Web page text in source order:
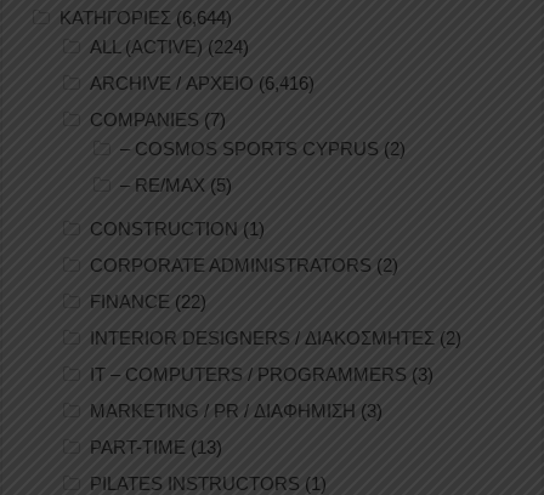
ΚΑΤΗΓΟΡΙΕΣ (6,644)
ALL (ACTIVE) (224)
ARCHIVE / ΑΡΧΕΙΟ (6,416)
COMPANIES (7)
– COSMOS SPORTS CYPRUS (2)
– RE/MAX (5)
CONSTRUCTION (1)
CORPORATE ADMINISTRATORS (2)
FINANCE (22)
INTERIOR DESIGNERS / ΔΙΑΚΟΣΜΗΤΕΣ (2)
IT – COMPUTERS / PROGRAMMERS (3)
MARKETING / PR / ΔΙΑΦΗΜΙΣΗ (3)
PART-TIME (13)
PILATES INSTRUCTORS (1)